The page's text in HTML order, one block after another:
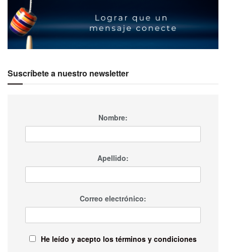
Suscríbete a nuestro newsletter
Nombre:
Apellido:
Correo electrónico:
He leído y acepto los términos y condiciones